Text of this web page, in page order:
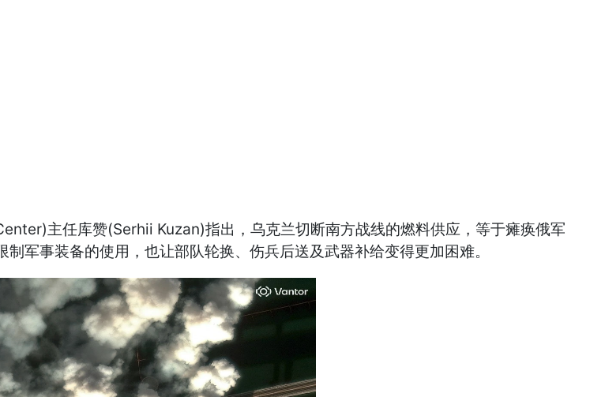
主任库赞(Serhii Kuzan)指出，乌克兰切断南方战线的燃料供应，等于瘫痪俄军
军事装备的使用，也让部队轮换、伤兵后送及武器补给变得更加困难。